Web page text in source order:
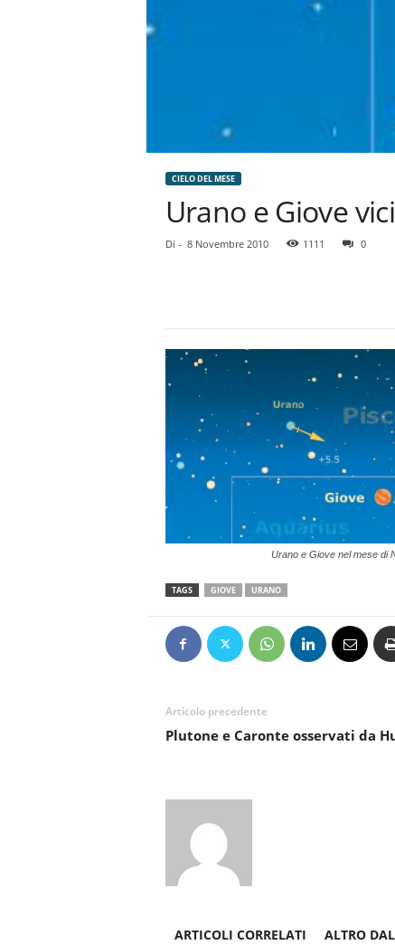
CIELO DEL MESE
Urano e Giove
Di - 8 Novembre 2010 1111 0
Urano e Giove nel mese di
TAGS GIOVE URANO
Articolo precedente
Plutone e Caronte osservati da
ARTICOLI CORRELATI ALTRO